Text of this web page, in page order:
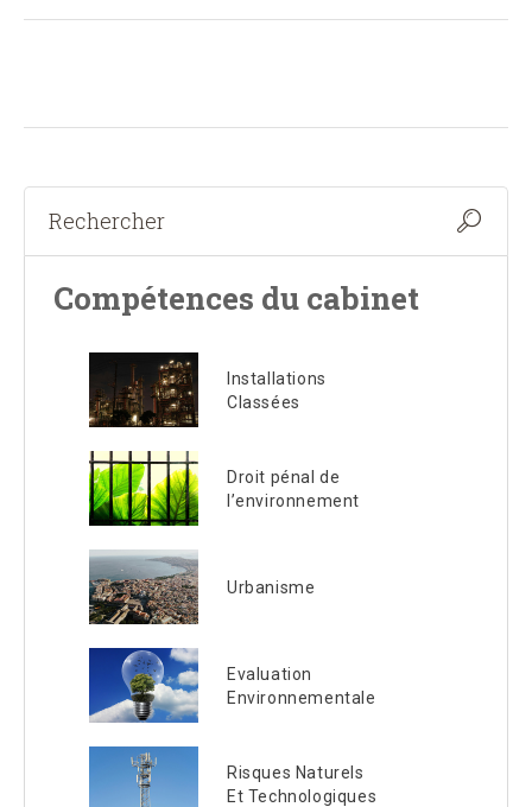
Compétences du cabinet
Installations
Classées
Droit pénal de
l’environnement
Urbanisme
Evaluation
Environnementale
Risques Naturels
Et Technologiques